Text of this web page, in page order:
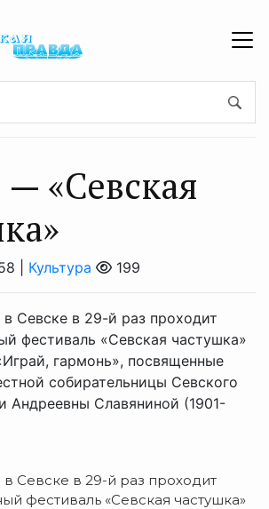
«Севская
| Культура 199
Севске в 29-й раз проходит
фестиваль «Севская частушка»
гармонь», посвященные
собирательницы Севского
Андреевны Славяниной (1901-
Севске в 29-й раз проходит
фестиваль «Севская частушка»